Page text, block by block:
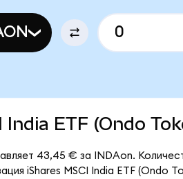
India ETF (Ondo
43,45 € за INDAon.
iShares MSCI India ETF (Ondo